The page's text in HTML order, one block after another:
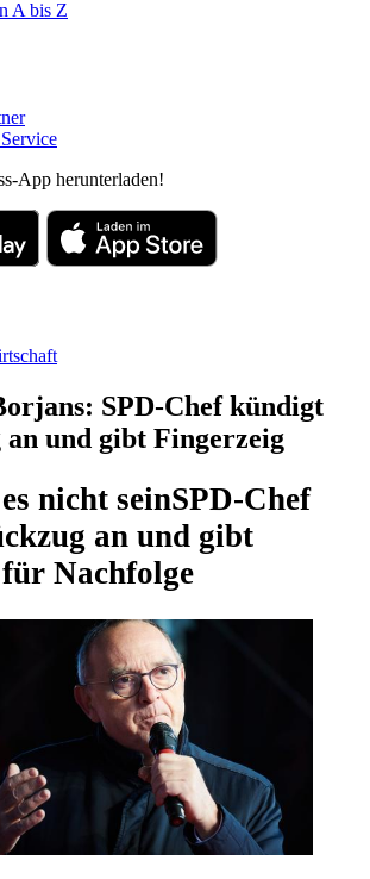
A bis Z
App herunterladen!
SPD-Chef kündigt
an und gibt Fingerzeig
nicht seinSPD-Chef
an und gibt
Nachfolge